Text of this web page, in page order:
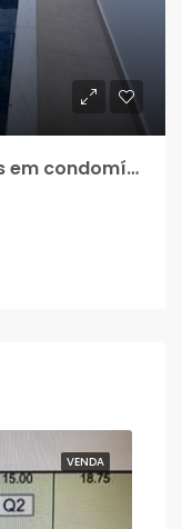
Linda Residência quatro suítes em condomínio!
VENDA